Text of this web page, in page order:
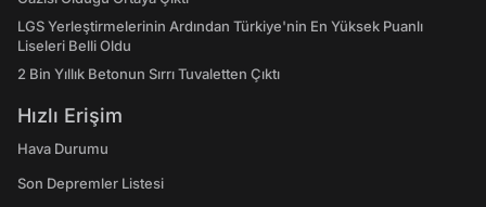
LGS Yerleştirmelerinin Ardından Türkiye'nin En Yüksek Puanlı
Liseleri Belli Oldu
2 Bin Yıllık Betonun Sırrı Tuvaletten Çıktı
Hızlı Erişim
Hava Durumu
Son Depremler Listesi